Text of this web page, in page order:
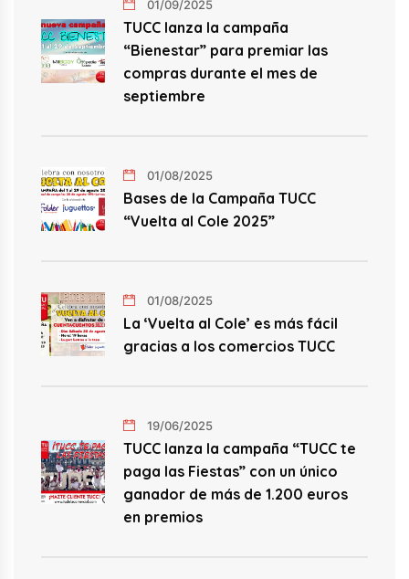
01/09/2025
TUCC lanza la campaña
“Bienestar” para premiar las
compras durante el mes de
septiembre
01/08/2025
Bases de la Campaña TUCC
“Vuelta al Cole 2025”
01/08/2025
La ‘Vuelta al Cole’ es más fácil
gracias a los comercios TUCC
19/06/2025
TUCC lanza la campaña “TUCC te
paga las Fiestas” con un único
ganador de más de 1.200 euros
en premios